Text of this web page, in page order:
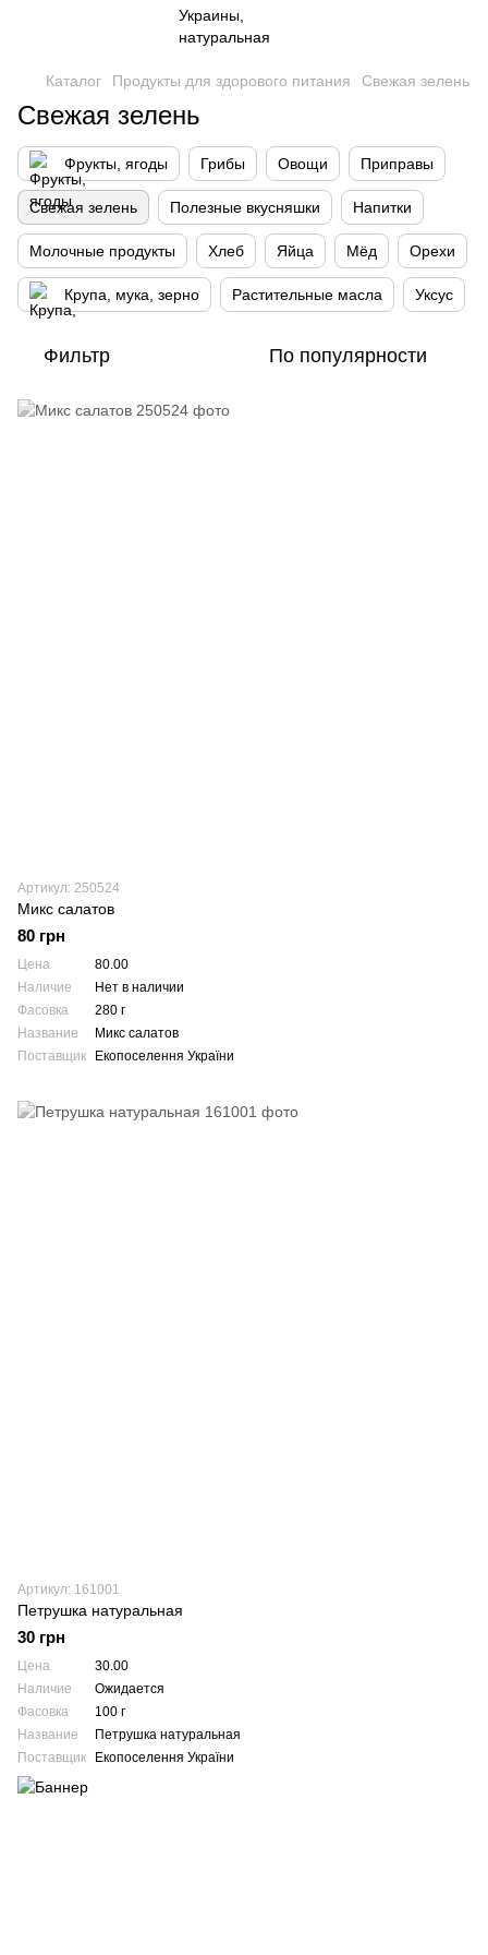
Каталог Продукты для здорового питания Свежая зелень
Свежая зелень
Фрукты, ягоды Грибы Овощи Приправы
Свежая зелень Полезные вкусняшки Напитки
Молочные продукты Хлеб Яйца Мёд Орехи
Крупа, мука, зерно Растительные масла Уксус
Фильтр По популярности
Артикул: 250524
Микс салатов
80 грн
Цена
80.00
Наличие
Нет в наличии
Фасовка
280 г
Название
Микс салатов
Поставщик
Екопоселення України
Артикул: 161001
Петрушка натуральная
30 грн
Цена
30.00
Наличие
Ожидается
Фасовка
100 г
Название
Петрушка натуральная
Поставщик
Екопоселення України